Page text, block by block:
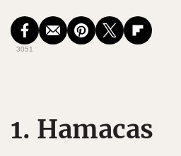
3051
1. Hamacas